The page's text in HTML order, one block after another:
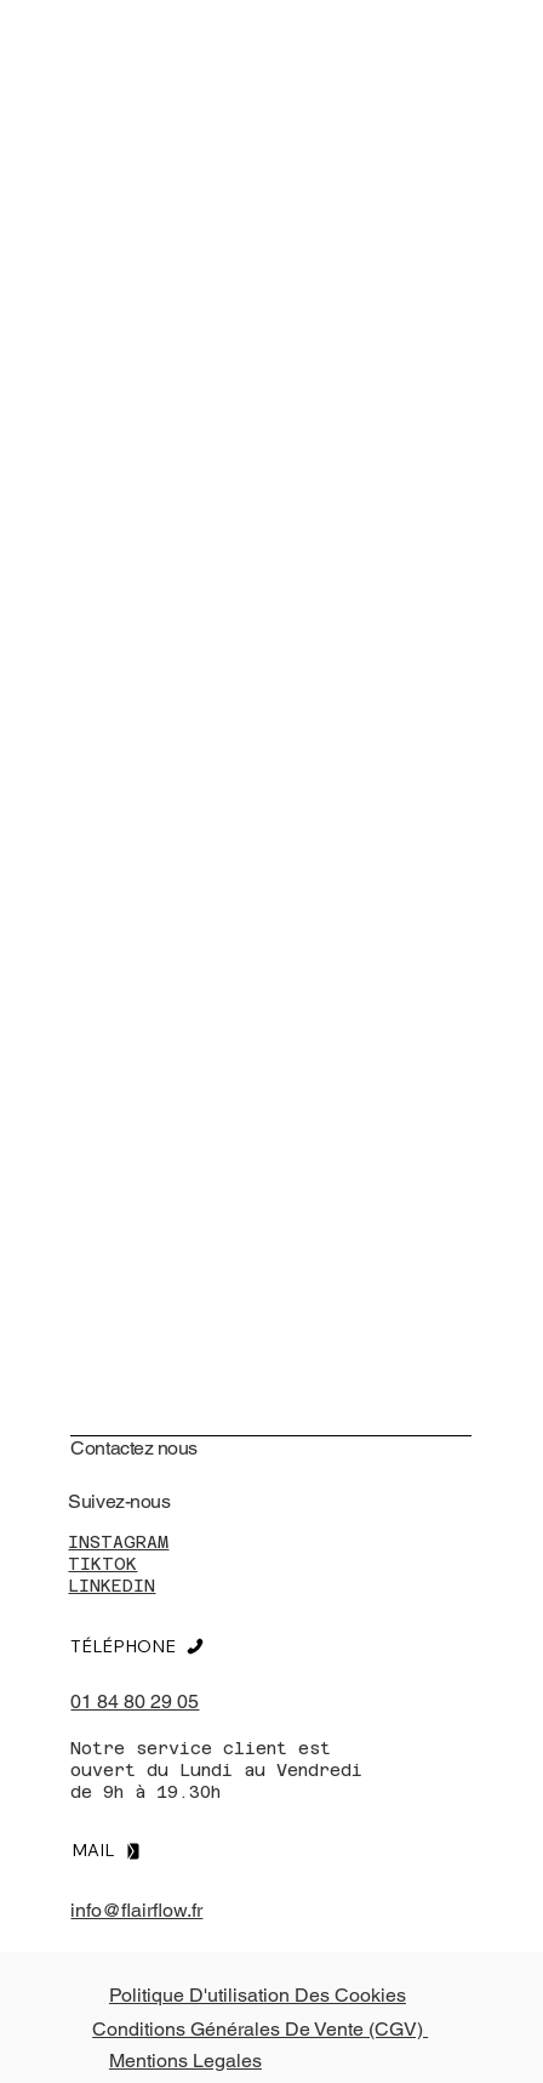
Contactez nous
INSTAGRAM
TIKTOK
LINKEDIN
Suivez-nous
01 84 80 29 05
TÉLÉPHONE
Notre service client est
ouvert du Lundi au Vendredi
de 9h à 19.30h
MAIL
info@flairflow.fr
Politique D'utilisation Des Cookies
Conditions Générales De Vente (CGV)
Mentions Legales